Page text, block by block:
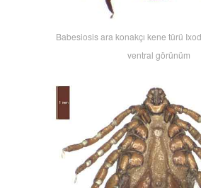
Babesiosis ara konakçı kene türü
ventral görünüm